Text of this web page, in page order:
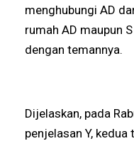
menghubungi AD
rumah AD maupun
dengan temannya.
Dijelaskan, pada
penjelasan Y,